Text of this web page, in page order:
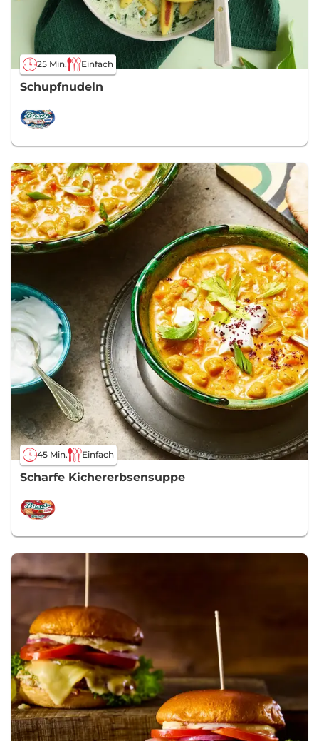
25 Min. Einfach
Schupfnudeln
45 Min. Einfach
Scharfe Kichererbsensuppe